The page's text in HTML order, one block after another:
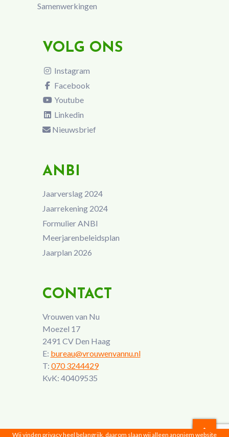
Samenwerkingen
VOLG ONS
Instagram
Facebook
Youtube
Linkedin
Nieuwsbrief
ANBI
Jaarverslag 2024
Jaarrekening 2024
Formulier ANBI
Meerjarenbeleidsplan
Jaarplan 2026
CONTACT
Vrouwen van Nu
Moezel 17
2491 CV Den Haag
E: bureau@vrouwenvannu.nl
T: 070 3244429
KvK: 40409535
Wij vinden privacy heel belangrijk, daarom slaan wij alleen anoniem website